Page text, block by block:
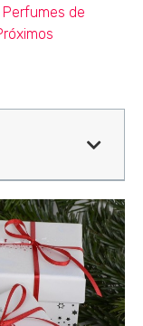
Perfumes de